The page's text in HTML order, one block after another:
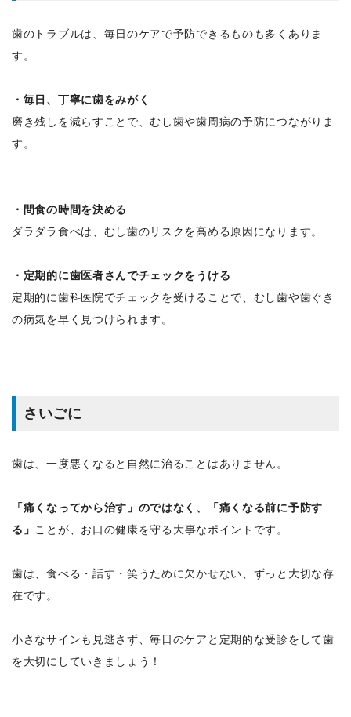
歯のトラブルは、毎日のケアで予防できるものも多くありま
す。
・毎日、丁寧に歯をみがく
磨き残しを減らすことで、むし歯や歯周病の予防につながりま
す。
・間食の時間を決める
ダラダラ食べは、むし歯のリスクを高める原因になります。
・定期的に歯医者さんでチェックをうける
定期的に歯科医院でチェックを受けることで、むし歯や歯ぐき
の病気を早く見つけられます。
さいごに
歯は、一度悪くなると自然に治ることはありません。
「痛くなってから治す」のではなく、「痛くなる前に予防す
る」 ことが、お口の健康を守る大事なポイントです。
歯は、食べる・話す・笑うために欠かせない、ずっと大切な存
在です。
小さなサインも見逃さず、毎日のケアと定期的な受診をして歯
を大切にしていきましょう！